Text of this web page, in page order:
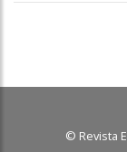
© Revista